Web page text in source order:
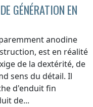
GÉNÉRATION EN
anodine
est en réalité
de la dextérité, de
sens du détail. Il
d'enduit fin
de...